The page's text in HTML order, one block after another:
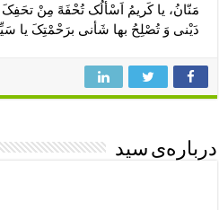
مَنّانُ، یا کَریمُ اَسْألُک تُحْفَهً مِنْ
دَیْنی وَ تُصْلِحُ بها شَأنی برَحْمْتِکَ یا
درباره‌ی سید